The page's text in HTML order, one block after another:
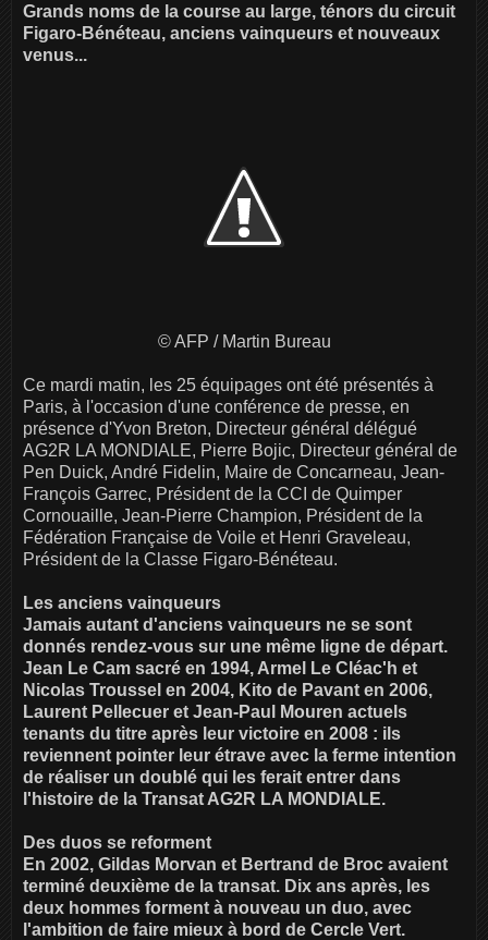
Grands noms de la course au large, ténors du circuit
Figaro-Bénéteau, anciens vainqueurs et nouveaux
venus...
© AFP / Martin Bureau
Ce mardi matin, les 25 équipages ont été présentés à
Paris, à l'occasion d'une conférence de presse, en
présence d'Yvon Breton, Directeur général délégué
AG2R LA MONDIALE, Pierre Bojic, Directeur général de
Pen Duick, André Fidelin, Maire de Concarneau, Jean-
François Garrec, Président de la CCI de Quimper
Cornouaille, Jean-Pierre Champion, Président de la
Fédération Française de Voile et Henri Graveleau,
Président de la Classe Figaro-Bénéteau.
Les anciens vainqueurs
Jamais autant d'anciens vainqueurs ne se sont
donnés rendez-vous sur une même ligne de départ.
Jean Le Cam sacré en 1994, Armel Le Cléac'h et
Nicolas Troussel en 2004, Kito de Pavant en 2006,
Laurent Pellecuer et Jean-Paul Mouren actuels
tenants du titre après leur victoire en 2008 : ils
reviennent pointer leur étrave avec la ferme intention
de réaliser un doublé qui les ferait entrer dans
l'histoire de la Transat AG2R LA MONDIALE.
Des duos se reforment
En 2002, Gildas Morvan et Bertrand de Broc avaient
terminé deuxième de la transat. Dix ans après, les
deux hommes forment à nouveau un duo, avec
l'ambition de faire mieux à bord de Cercle Vert.